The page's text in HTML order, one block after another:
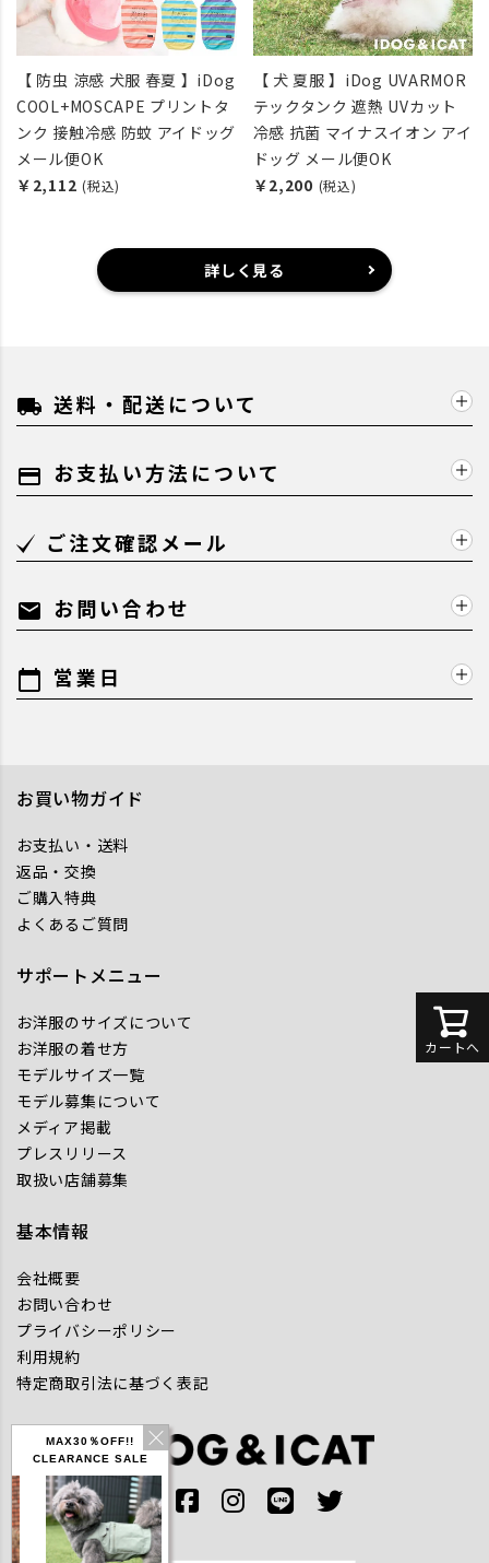
MAX30％OFF!!
CLEARANCE SALE
カートへ
【 防虫 涼感 犬服 春夏 】iDog
COOL+MOSCAPE プリントタ
ンク 接触冷感 防蚊 アイドッグ
メール便OK
￥2,112 (税込)
【 犬 夏服 】iDog UVARMOR
テックタンク 遮熱 UVカット
冷感 抗菌 マイナスイオン アイ
ドッグ メール便OK
￥2,200 (税込)
詳しく見る
local_shipping 送料・配送について
payment お支払い方法について
ご注文確認メール
mail お問い合わせ
calendar_today 営業日
お買い物ガイド
お支払い・送料
返品・交換
ご購入特典
よくあるご質問
サポートメニュー
お洋服のサイズについて
お洋服の着せ方
モデルサイズ一覧
モデル募集について
メディア掲載
プレスリリース
取扱い店舗募集
基本情報
会社概要
お問い合わせ
プライバシーポリシー
利用規約
特定商取引法に基づく表記